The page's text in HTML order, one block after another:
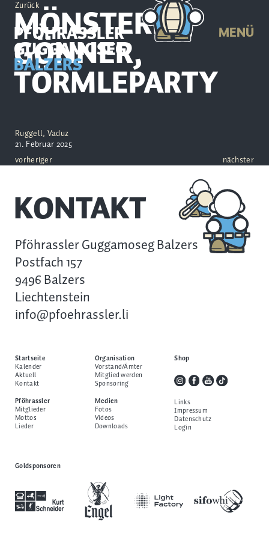
PFÖHRASSLER
GUGGAMOSEG
BALZERS
MENÜ
Zurück
MÖNSTERLE,
GÖNNER,
TÖRMLEPARTY
Ruggell, Vaduz
21. Februar 2025
vorheriger
nächster
KONTAKT
Pföhrassler Guggamoseg Balzers
Postfach 157
9496 Balzers
Liechtenstein
info@pfoehrassler.li
Startseite
Kalender
Aktuell
Kontakt
Pföhrassler
Mitglieder
Mottos
Lieder
Organisation
Vorstand/Ämter
Mitglied werden
Sponsoring
Medien
Fotos
Videos
Downloads
Shop
Links
Impressum
Datenschutz
Login
Goldsponsoren